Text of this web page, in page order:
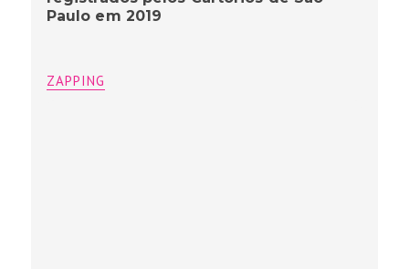
Paulo em 2019
ZAPPING